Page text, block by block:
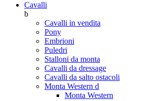
Cavalli
b
Cavalli in vendita
Pony
Embrioni
Puledri
Stalloni da monta
Cavalli da dressage
Cavalli da salto ostacoli
Monta Western d
Monta Western